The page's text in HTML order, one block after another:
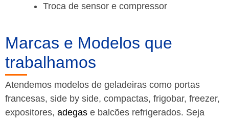
Troca de sensor e compressor
Marcas e Modelos que
trabalhamos
Atendemos modelos de geladeiras como portas
francesas, side by side, compactas, frigobar, freezer,
expositores, adegas e balcões refrigerados. Seja